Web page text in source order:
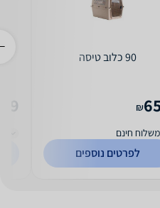
90 כלוב טיסה
₪
משלוח חינם
לפרטים נוספים